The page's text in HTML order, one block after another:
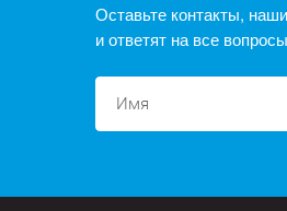
Оставьте контакты,
и ответят на все вопросы